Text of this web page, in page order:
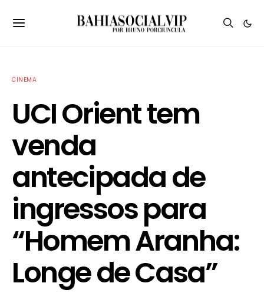
CINEMA
UCI Orient tem
venda
antecipada de
ingressos para
“Homem Aranha:
Longe de Casa”